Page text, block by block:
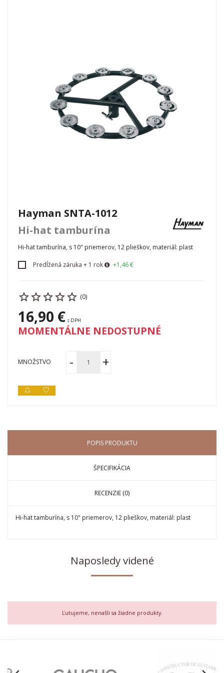
Hayman SNTA-1012
Hi-hat tamburína
Hi-hat tamburína, s 10" priemerov, 12 plieškov, materiál: plast
Predĺžená záruka + 1 rok +1,46 €
(0)
16,90 € s DPH
MOMENTÁLNE NEDOSTUPNÉ
MNOŽSTVO
POPIS PRODUKTU
ŠPECIFIKÁCIA
RECENZIE (0)
Hi-hat tamburína, s 10" priemerov, 12 plieškov, materiál: plast
Naposledy videné
Ľutujeme, nenašli sa žiadne produkty.